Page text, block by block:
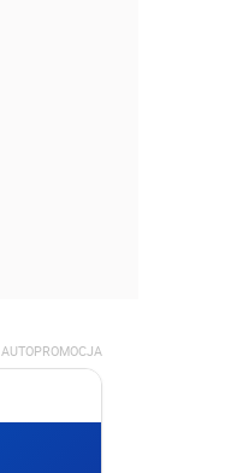
AUTOPROMOCJA